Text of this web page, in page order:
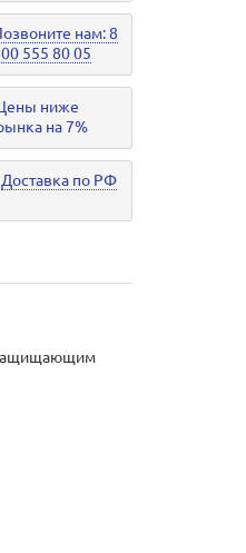
нам: 8
555 80 05
ниже
на 7%
Доставка по РФ
защищающим